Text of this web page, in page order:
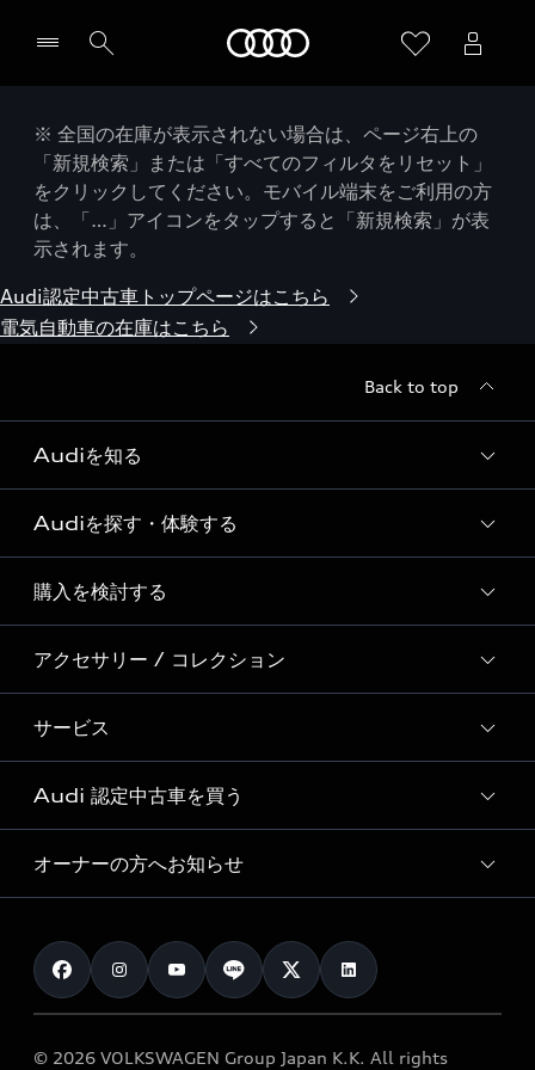
※ 全国の在庫が表示されない場合は、ページ右上の
「新規検索」または「すべてのフィルタをリセット」
をクリックしてください。モバイル端末をご利用の方
は、「…」アイコンをタップすると「新規検索」が表
示されます。
Audi認定中古車トップページはこちら
電気自動車の在庫はこちら
Back to top
Audiを知る
Audi ブランド
Story of Progress
Audi Sport
Formula 1®
デジタルサービス
Audiを探す・体験する
ディーラー検索
新車在庫検索
試乗車・展示車検索
見積もり依頼
試乗予約
購入を検討する
モデル一覧
特別仕様モデル / 限定モデル
e-tronラインアップ
価格シミュレーション
車両比較
カタログ一覧
アクセサリー / コレクション
純正アクセサリー
オンラインショップ
Audi collection
アウディナビアプリ
サービス
サービス入庫予約
サービスプログラム
メンテナンス
車検 / 定期点検
e-tronアフターサポート
Audi 認定中古車を買う
Audi認定中古車
クオリティ
保証
メンテナンス
オーナーの方へお知らせ
お知らせ
オーナー様向けキャンペーン
© 2026 VOLKSWAGEN Group Japan K.K. All rights